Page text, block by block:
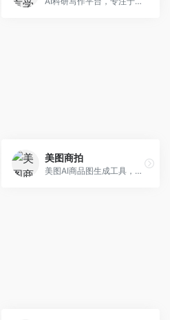
美图商拍
美图AI商品图生成工具，整合美图生态。面向电商卖家，提供商品图美化、模特替换、场景生成等服务，移动端操作便捷。